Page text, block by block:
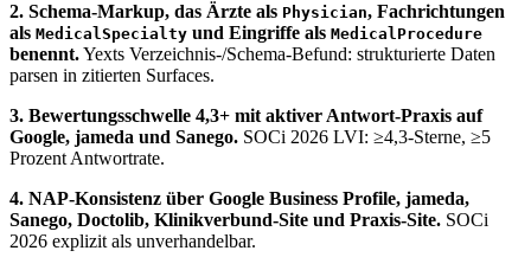
2. Schema-Markup, das Ärzte als Physician, Fachrichtungen
als MedicalSpecialty und Eingriffe als MedicalProcedure
benennt.Yexts Verzeichnis-/Schema-Befund: strukturierte Daten
parsen in zitierten Surfaces.
3. Bewertungsschwelle 4,3+ mit aktiver Antwort-Praxis auf
Google, jameda und Sanego. SOCi 2026 LVI: ≥4,3-Sterne, ≥5
Prozent Antwortrate.
4. NAP-Konsistenz über Google Business Profile, jameda,
Sanego, Doctolib, Klinikverbund-Site und Praxis-Site. SOCi
2026 explizit als unverhandelbar.